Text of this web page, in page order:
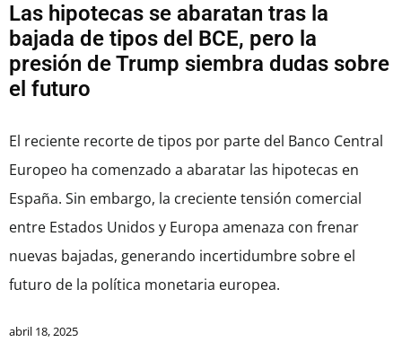
Las hipotecas se abaratan tras la
bajada de tipos del BCE, pero la
presión de Trump siembra dudas sobre
el futuro
El reciente recorte de tipos por parte del Banco Central
Europeo ha comenzado a abaratar las hipotecas en
España. Sin embargo, la creciente tensión comercial
entre Estados Unidos y Europa amenaza con frenar
nuevas bajadas, generando incertidumbre sobre el
futuro de la política monetaria europea.
abril 18, 2025